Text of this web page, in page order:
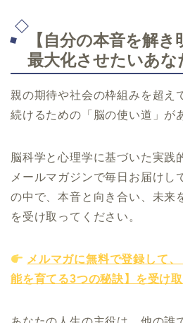
【自分の本音を解
最大化させたいあな
親の期待や社会の枠組みを超え
続けるための「脳の使い道」が
脳科学と心理学に基づいた実践
メールマガジンで毎日お届けし
の中で、本音と向き合い、未来
を受け取ってください。
メルマガに無料で登録して
能を育てる3つの秘訣】を受け